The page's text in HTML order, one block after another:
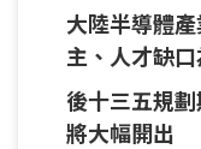
可望增強
大陸半導體
主、人才缺
支持添動能
後十三五規
將大幅開出